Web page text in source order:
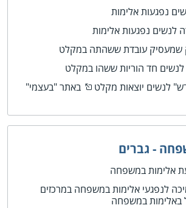
נפגעות אלימות
לנשים נפגעות אלימות
שמעסיק עובדת ששהתה במקלט
לנשים חד הוריות ששהו במקלט
לנשים יוצאות מקלט
באתר "בעצמי"
- גברים
אלימות במשפחה
לנפגעי אלימות במשפחה במרכזים
באלימות במשפחה